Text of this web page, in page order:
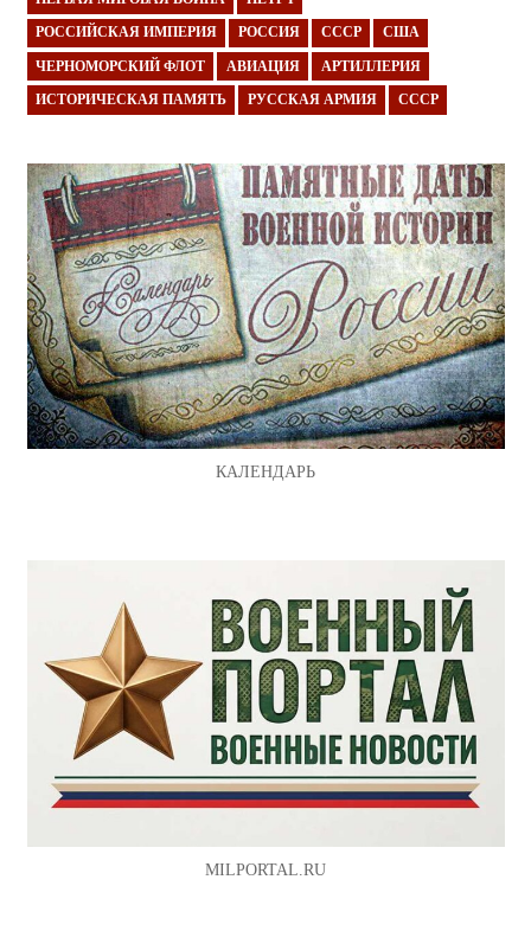
РОССИЙСКАЯ ИМПЕРИЯ РОССИЯ СССР США
ЧЕРНОМОРСКИЙ ФЛОТ АВИАЦИЯ АРТИЛЛЕРИЯ
ИСТОРИЧЕСКАЯ ПАМЯТЬ РУССКАЯ АРМИЯ СССР
КАЛЕНДАРЬ
MILPORTAL.RU